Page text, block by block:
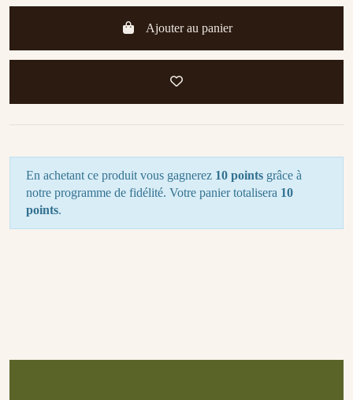
Ajouter au panier
En achetant ce produit vous gagnerez 10 points grâce à
notre programme de fidélité. Votre panier totalisera 10
points.